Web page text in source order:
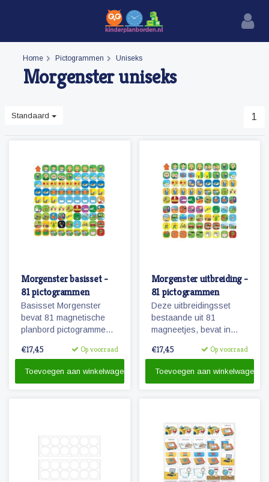
Home Pictogrammen Uniseks
Morgenster uniseks
Standaard 1
Morgenster basisset -
81 pictogrammen
Basisset Morgenster
bevat 81 magnetische
planbord pictogrammen
planbord Morgenster.
€17,45 Op voorraad
Toevoegen aan winkelwagen
Morgenster uitbreiding -
81 pictogrammen
Deze uitbreidingsset
bestaande uit 81
magneetjes, bevat in
basisset Morgenster, alle
serie en in een ruime
€17,45 Op voorraad
Toevoegen aan winkelwagen